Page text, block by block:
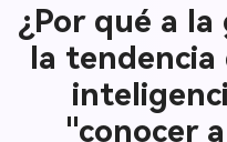
¿Por qué a
la tendencia
"conocer